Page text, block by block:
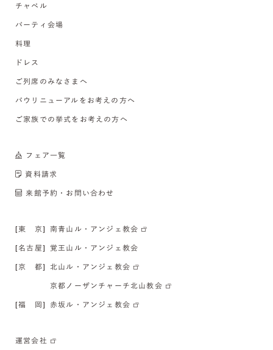
チャペル
パーティ会場
料理
ドレス
ご列席のみなさまへ
バウリニューアルをお考えの方へ
ご家族での挙式をお考えの方へ
フェア一覧
資料請求
来館予約・お問い合わせ
[東 京] 南青山ル・アンジェ教会
[名古屋] 覚王山ル・アンジェ教会
[京 都] 北山ル・アンジェ教会
京都ノーザンチャーチ北山教会
[福 岡] 赤坂ル・アンジェ教会
運営会社